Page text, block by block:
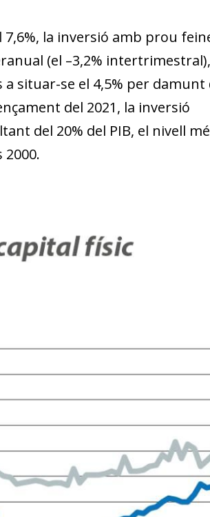
la inversió amb prou
(el –3,2%
situar-se el 4,5% per damunt
del 2021, la inversió
del 20% del PIB, el nivell
2000.